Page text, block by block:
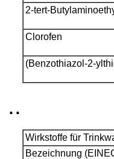
2-tert-
Clorofen
(Benzothiazol-2-
..
Wirkstoffe für
Bezeichnung